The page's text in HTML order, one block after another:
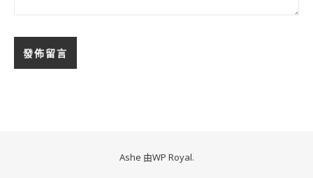
Ashe 由WP Royal.